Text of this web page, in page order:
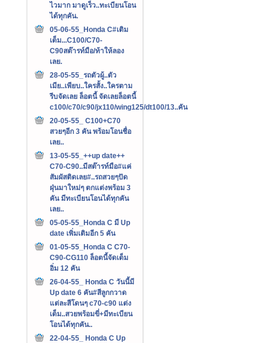
ไวมาก มาดูเร็ว..ทะเบียนโอน
ได้ทุกคัน.
05-06-55_Honda C#เติม
เต็ม...C100/C70-
C90สต๊ารท์มือ/ท้าให้ลอง
เลย.
28-05-55_รถตัวผู้..ตัว
เมีย..เพียบ..ใครสั้ง..ใครตาม
รีบจัดเลย ล็อตนี้ จัดเลยล็อตนี้
c100/c70/c90/jx110/wing125/dt100/13..คัน
20-05-55_ C100+C70
สวยๆอีก 3 คัน พร้อมโอนชื่อ
เลย..
13-05-55_++up date++
C70-C90..มีสต๊ารท์มือ#แค่
สัมผัสติดเลย#..รถสวยๆปัด
ฝุ่นมาใหม่ๆ ตกแต่งพร้อม 3
คัน มีทะเบียนโอนได้ทุกคัน
เลย..
05-05-55_Honda C มี Up
date เพิ่มเติมอีก 5 คัน
01-05-55_Honda C C70-
C90-CG110 ล็อตนี้จัดเต็ม
อิ่ม 12 คัน
26-04-55_ Honda C วันนี้มี
Up date 6 คัน#สีลูกกวาด
แต่ละสีโดนๆ c70-c90 แต่ง
เต็ม..สวยพร้อมขี่+มีทะเบียน
โอนได้ทุกคัน..
22-04-55_ Honda C Up